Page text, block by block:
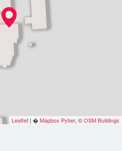
Leaflet | �Mapbox Pyber, ©OSM Buildings